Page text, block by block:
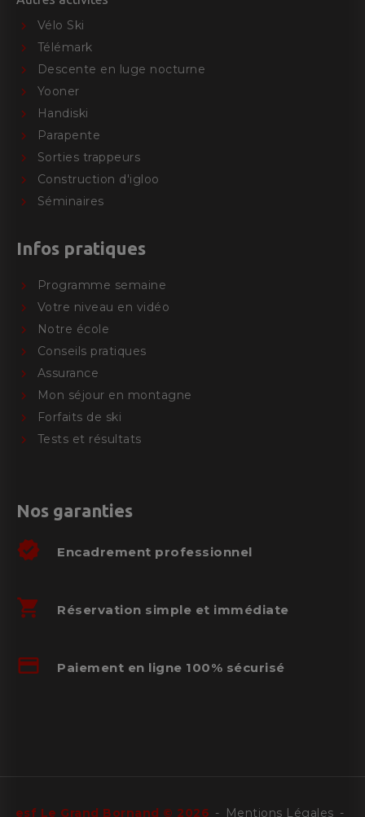
Vélo Ski
Télémark
Descente en luge nocturne
Yooner
Handiski
Parapente
Sorties trappeurs
Construction d'igloo
Séminaires
Infos pratiques
Programme semaine
Votre niveau en vidéo
Notre école
Conseils pratiques
Assurance
Mon séjour en montagne
Forfaits de ski
Tests et résultats
Nos garanties
verified Encadrement professionnel
shopping_cart Réservation simple et immédiate
credit_card Paiement en ligne 100% sécurisé
esf Le Grand Bornand © 2026 Mentions Légales